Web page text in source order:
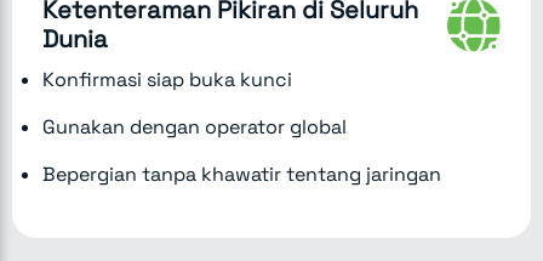
Ketenteraman Pikiran di Seluruh
Dunia
Konfirmasi siap buka kunci
Gunakan dengan operator global
Bepergian tanpa khawatir tentang jaringan